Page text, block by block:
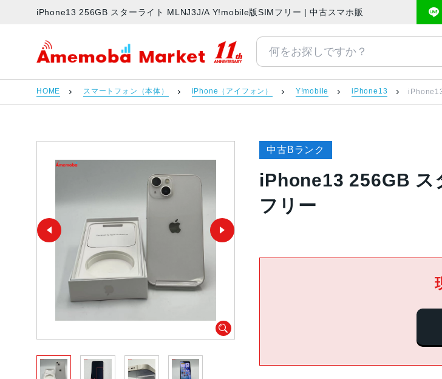
iPhone13 256GB スターライト MLNJ3J/A Y!mobile版SIMフリー | 中古スマホ販売のアメモバマー
アメモバマーケット
HOME スマートフォン（本体） iPhone（アイフォン） Y!mobile iPhone13
中古Bランク
iPhone13 256GB
フリー